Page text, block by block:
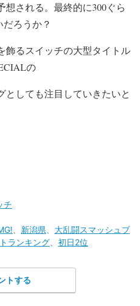
される。最終的に300ぐら
ろうか？
飾るスイッチの大型タイトル
の
としても注目していきたいと
チ
新潟県
大乱闘スマッシュブ
ランキング 初日2位
トする